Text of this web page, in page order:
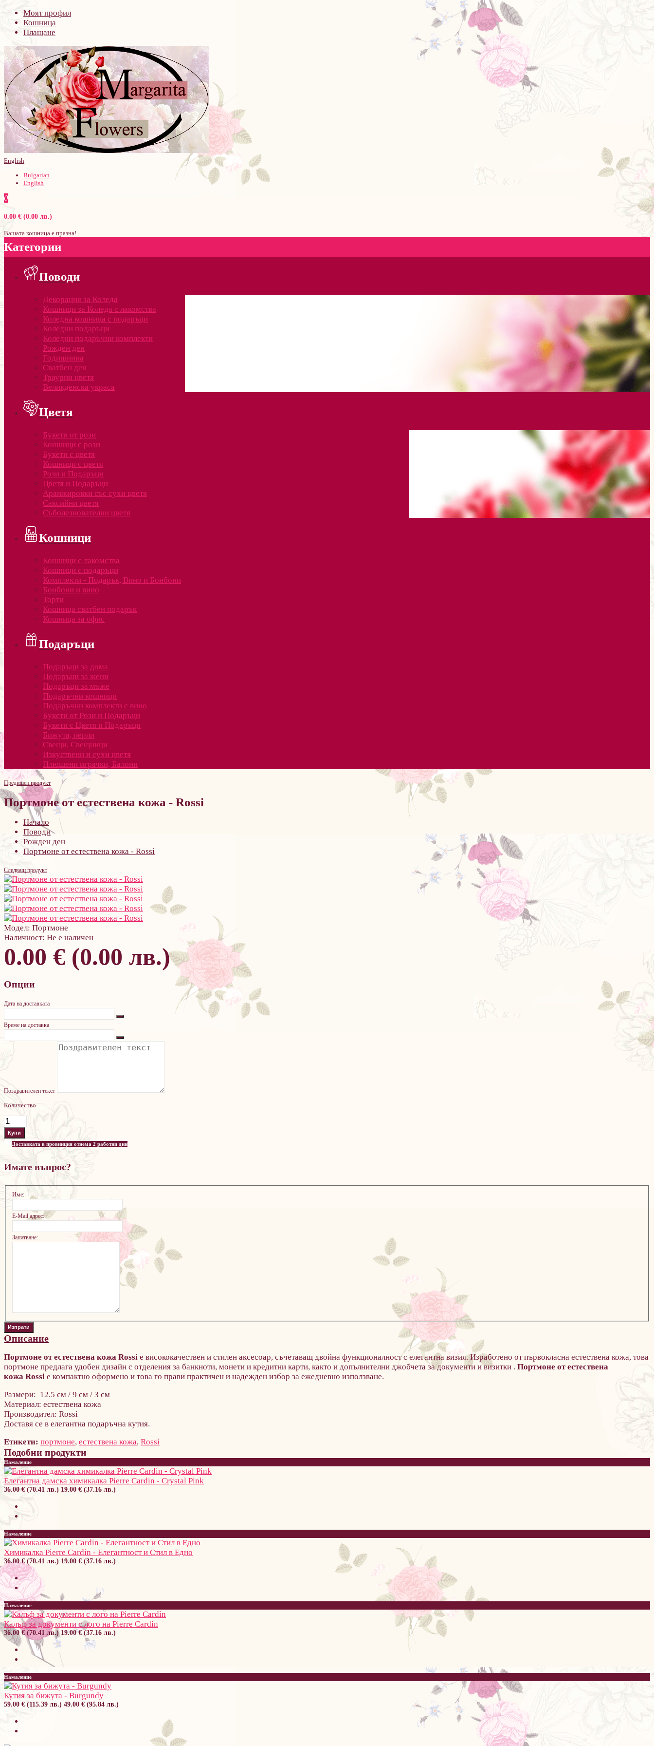
Моят профил
Кошница
Плащане
English
Bulgarian
English
0
0.00 € (0.00 лв.)
Вашата кошница е празна!
Категории
Поводи
Декорация за Коледа
Кошници за Коледа с лакомства
Коледна кошница с подаръци
Коледни подаръци
Коледни подаръчни комплекти
Рожден ден
Годишнина
Сватбен ден
Траурни цветя
Великденска украса
Цветя
Букети от рози
Кошници с рози
Букети с цветя
Кошници с цветя
Рози и Подаръци
Цветя и Подаръци
Аранжировки със сухи цветя
Саксийни цветя
Съболезнователни цветя
Кошници
Кошници с лакомства
Кошници с подаръци
Комплекти - Подарък, Вино и Бонбони
Бонбони и вино
Торти
Кошница сватбен подарък
Кошница за офис
Подаръци
Подаръци за дома
Подаръци за жени
Подаръци за мъже
Подаръчни кошници
Подаръчни комплекти с вино
Букети от Рози и Подаръци
Букети с Цветя и Подаръци
Бижута, перли
Свещи, Свещници
Изкуствени и сухи цветя
Плюшени играчки, Балони
Предишен продукт
Портмоне от естествена кожа - Rossi
Начало
Поводи
Рожден ден
Портмоне от естествена кожа - Rossi
Следващ продукт
Модел: Портмоне
Наличност: Не е наличен
0.00 € (0.00 лв.)
Опции
Дата на доставката
Време на доставка
Поздравителен текст
Количество
Доставката в провинция отнема 2 работни дни
Имате въпрос?
Име:
E-Mail адрес:
Запитване:
Описание
Портмоне от естествена кожа Rossi е висококачествен и стилен аксесоар, съчетаващ двойна функционалност с елегантна визия. Изработено от първокласна естествена кожа, това
портмоне предлага удобен дизайн с отделения за банкноти, монети и кредитни карти, както и допълнителни джобчета за документи и визитки . Портмоне от естествена
кожа Rossi е компактно оформено и това го прави практичен и надежден избор за ежедневно използване.
Размери: 12.5 см / 9 см / 3 см
Материал: естествена кожа
Производител: Rossi
Доставя се в елегантна подаръчна кутия.
Етикети: портмоне, естествена кожа, Rossi
Подобни продукти
Намаление
Елегантна дамска химикалка Pierre Cardin - Crystal Pink
36.00 € (70.41 лв.) 19.00 € (37.16 лв.)
Намаление
Химикалка Pierre Cardin - Елегантност и Стил в Едно
36.00 € (70.41 лв.) 19.00 € (37.16 лв.)
Намаление
Калъф за документи с лого на Pierre Cardin
36.00 € (70.41 лв.) 19.00 € (37.16 лв.)
Намаление
Кутия за бижута - Burgundy
59.00 € (115.39 лв.) 49.00 € (95.84 лв.)